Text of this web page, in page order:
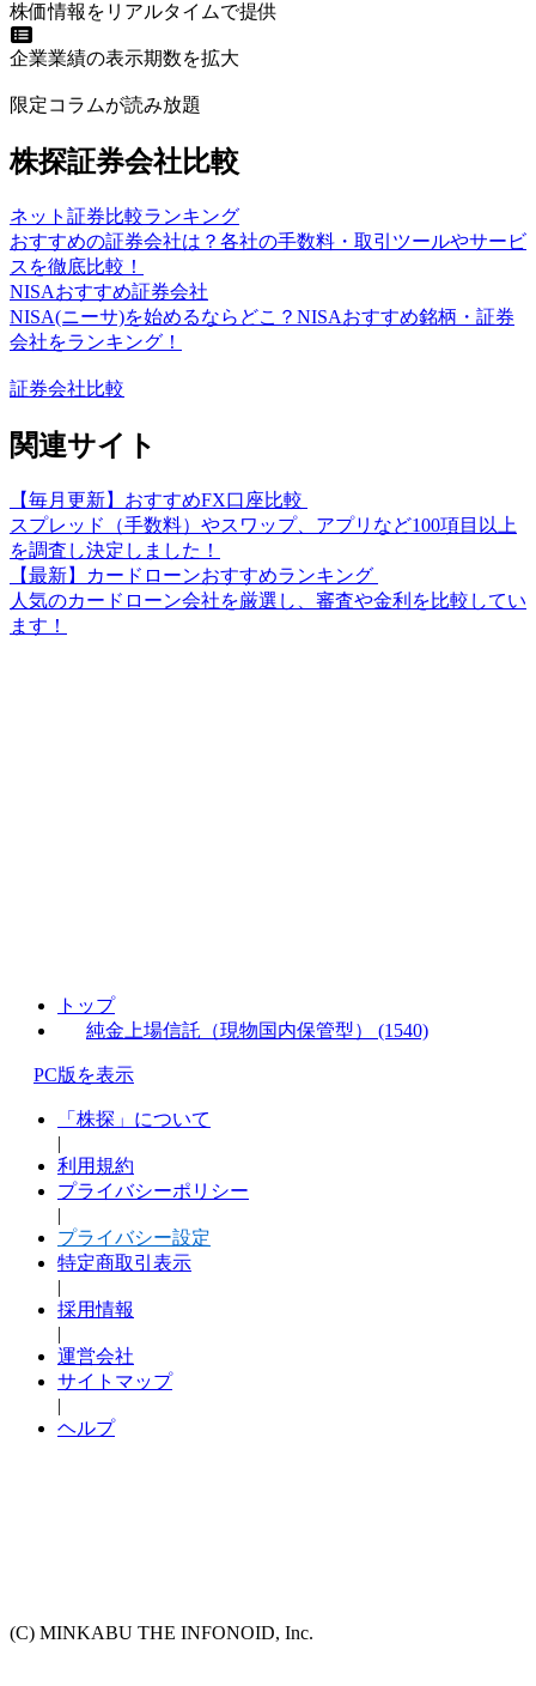
株価情報をリアルタイムで提供
企業業績の表示期数を拡大
限定コラムが読み放題
株探証券会社比較
ネット証券比較ランキング
おすすめの証券会社は？各社の手数料・取引ツールやサービ
スを徹底比較！
NISAおすすめ証券会社
NISA(ニーサ)を始めるならどこ？NISAおすすめ銘柄・証券
会社をランキング！
証券会社比較
関連サイト
【毎月更新】おすすめFX口座比較
スプレッド（手数料）やスワップ、アプリなど100項目以上
を調査し決定しました！
【最新】カードローンおすすめランキング
人気のカードローン会社を厳選し、審査や金利を比較してい
ます！
トップ
純金上場信託（現物国内保管型） (1540)
PC版を表示
「株探」について
|
利用規約
プライバシーポリシー
|
プライバシー設定
特定商取引表示
|
採用情報
|
運営会社
サイトマップ
|
ヘルプ
(C) MINKABU THE INFONOID, Inc.